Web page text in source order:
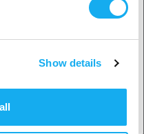
Show details